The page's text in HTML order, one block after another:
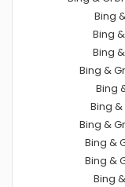
Bing
Bing
Bing
Bing &
Bing
Bing
Bing &
Bing &
Bing &
Bing